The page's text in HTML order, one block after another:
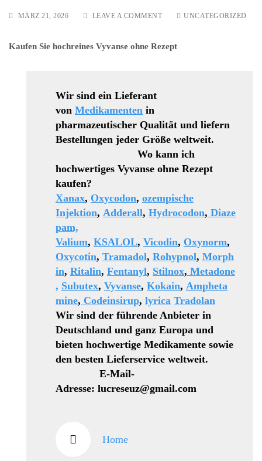
MÄRZ 21, 2026 LEAVE A COMMENTON
25
UNCATEGORIZED
Kaufen Sie hochreines Vyvanse ohne Rezept
Wir sind ein Lieferant
von Medikamenten in
pharmazeutischer Qualität und liefern
Bestellungen jeder Größe weltweit.
Wo kann ich
hochwertiges Vyvanse ohne Rezept
kaufen?
Xanax, Oxycodon, ozempische
Injektion, Adderall, Hydrocodon, Diaze
pam,
Valium, KSALOL, Vicodin, Oxynorm,
Oxycotin, Tramadol, Rohypnol, Morph
in, Ritalin, Fentanyl, Stilnox, Metadone
, Subutex, Vyvanse, Kokain, Ampheta
mine, Codeinsirup, lyrica Tradolan
Wir sind der führende Anbieter in
Deutschland und ganz Europa und
bieten hochwertige Medikamente sowie
den besten Lieferservice weltweit.
E-Mail-
Adresse: lucreseuz@gmail.com
Home